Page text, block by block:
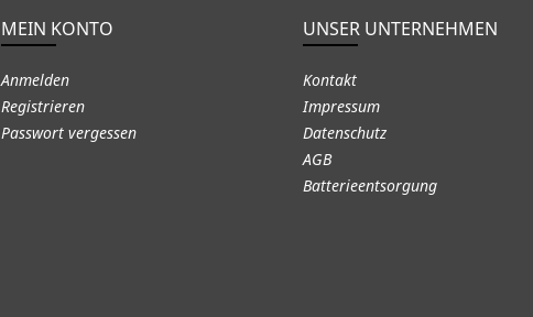
MEIN KONTO
Anmelden
Registrieren
Passwort vergessen
UNSER UNTERNEHMEN
Kontakt
Impressum
Datenschutz
AGB
Batterieentsorgung